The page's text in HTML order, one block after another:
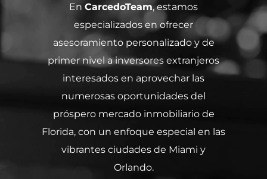
En CarcedoTeam, estamos
especializados en ofrecer
asesoramiento personalizado y de
primer nivel a inversores extranjeros
interesados en aprovechar las
numerosas oportunidades del
próspero mercado inmobiliario de
Florida, con un enfoque especial en las
vibrantes ciudades de Miami y
Orlando.